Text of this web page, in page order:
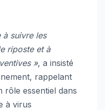
à suivre les
riposte et à
», a insisté
rappelant
rôle essentiel dans
à virus